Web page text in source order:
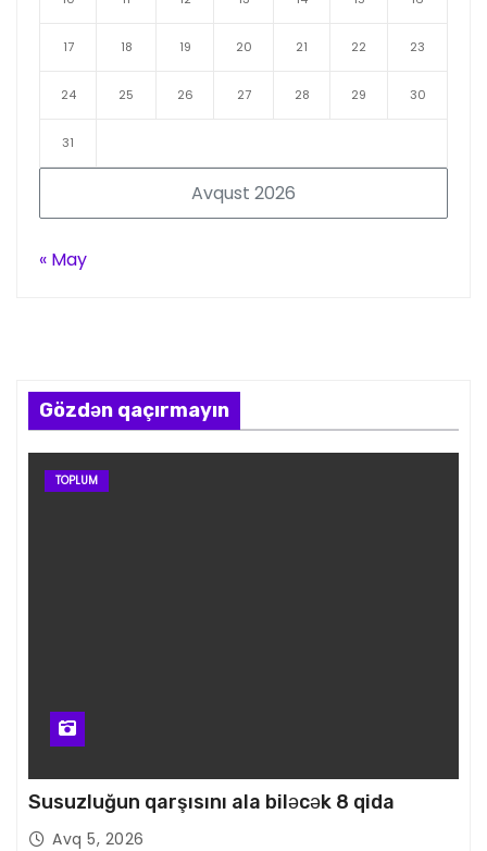
Avqust 2026
17 18 19 20 21 22 23
24 25 26 27 28 29 30
31
« May
Gözdən qaçırmayın
TOPLUM
Susuzluğun qarşısını ala biləcək 8 qida
Avq 5, 2026